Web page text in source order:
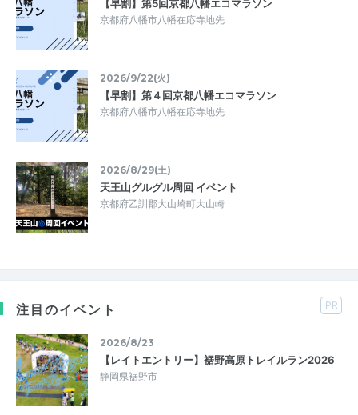
【早割】第5回京都八幡エコマラソン
京都府八幡市八幡在応寺地先
2026/9/22(火)
【早割】第４回京都八幡エコマラソン
京都府八幡市八幡在応寺地先
2026/8/29(土)
天王山グルグル周回 イベント
京都府乙訓郡大山崎町大山崎
注目のイベント PR
2026/8/23
【レイトエントリー】裾野高原トレイルラン2026
静岡県裾野市